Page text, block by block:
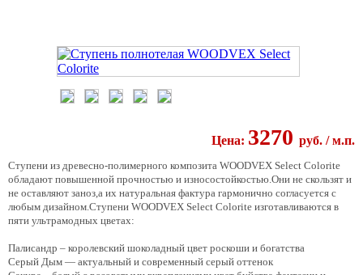
Цена: 3270 pуб. / м.п.
Ступени из древесно-полимерного композита WOODVEX Select Colorite
обладают повышенной прочностью и износостойкостью.Они не скользят и
не оставляют заноз,а их натуральная фактура гармонично согласуется с
любым дизайном.Ступени WOODVEX Select Colorite изготавливаются в
пяти ультрамодных цветах:
Палисандр – королевский шоколадный цвет роскоши и богатства
Серый Дым — актуальный и современный серый оттенок